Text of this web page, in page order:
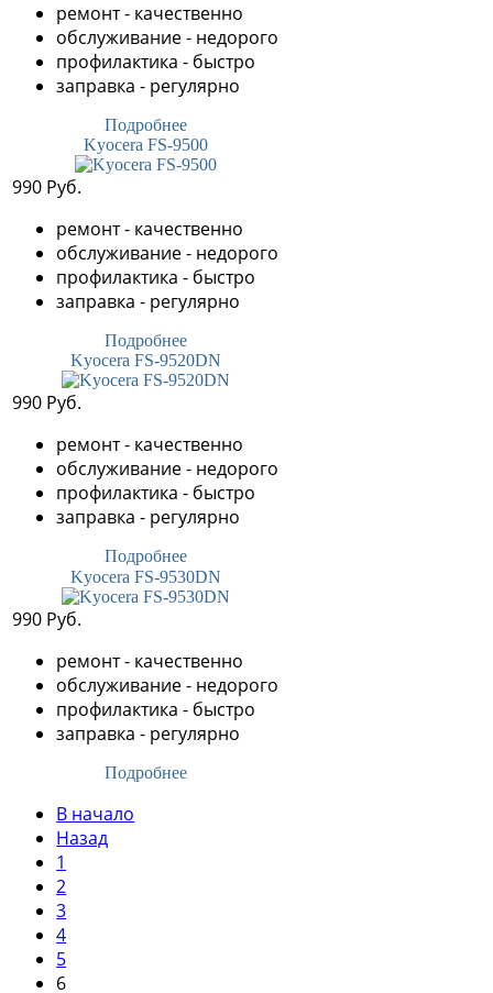
ремонт - качественно
обслуживание - недорого
профилактика - быстро
заправка - регулярно
Подробнее
Kyocera FS-9500
990 Руб.
ремонт - качественно
обслуживание - недорого
профилактика - быстро
заправка - регулярно
Подробнее
Kyocera FS-9520DN
990 Руб.
ремонт - качественно
обслуживание - недорого
профилактика - быстро
заправка - регулярно
Подробнее
Kyocera FS-9530DN
990 Руб.
ремонт - качественно
обслуживание - недорого
профилактика - быстро
заправка - регулярно
Подробнее
В начало
Назад
1
2
3
4
5
6